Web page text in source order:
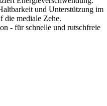
und Unterstützung im
die mediale Zehe.
- für schnelle und rutschfreie